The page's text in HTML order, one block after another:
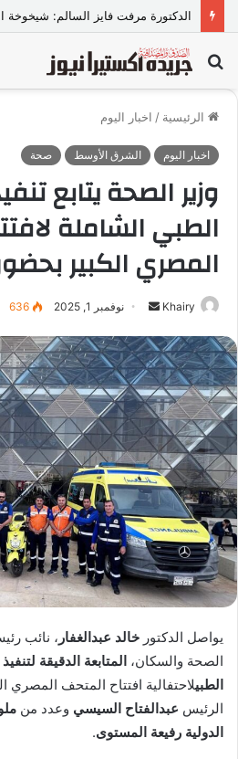
بحث
عن
الرئيسية / اخبار اليوم
اخبار اليوم الشرق الأوسط صحة
وزير الصحة يتابع
الطبي الشاملة
المصري الكبير
Khairy
س
ل
ب
ر
ي
د
ا
إ
ل
ك
ت
ر
ي
نوفمبر 1, 2025 636
يواصل الدكتور خالد عبدالغفار ، نائب
الصحة والسكان، المتابعة الدقيقة
الطبيلاحتفالية افتتاح المتحف المصري
الرئيس عبدالفتاح السيسي وعدد من
الدولية رفيعة المستوى.